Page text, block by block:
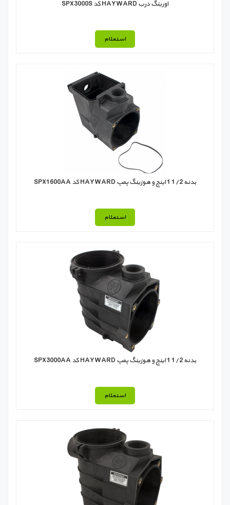
اورینگ درب HAYWARD کد SPX3000S
استعلام
بدنه 1/2 1 اینچ و هوزينگ پمپ HAYWARD کد SPX1600AA
استعلام
بدنه 1/2 1 اینچ و هوزينگ پمپ HAYWARD کد SPX3000AA
استعلام